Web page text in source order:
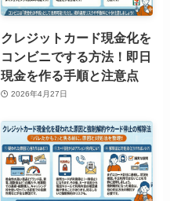
クレジットカード現金化を
コンビニでする方法！即日
現金を作る手順と注意点
2026年4月27日